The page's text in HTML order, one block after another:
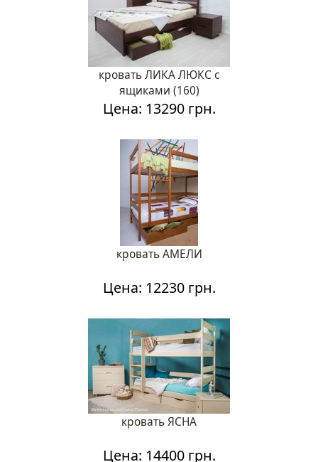
кровать ЛИКА ЛЮКС с
ящиками (160)
Цена: 13290 грн.
кровать АМЕЛИ
Цена: 12230 грн.
кровать ЯСНА
Цена: 14400 грн.